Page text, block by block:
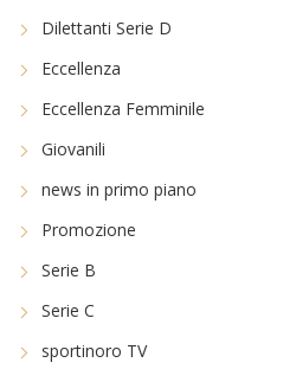
Dilettanti Serie D
Eccellenza
Eccellenza Femminile
Giovanili
news in primo piano
Promozione
Serie B
Serie C
sportinoro TV